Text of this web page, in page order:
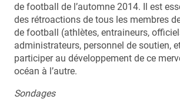
de football de l’automne 2014. Il est
des rétroactions de tous les membres
de football (athlètes, entraineurs,
administrateurs, personnel de soutien,
participer au développement de ce
océan à l’autre.
Sondages